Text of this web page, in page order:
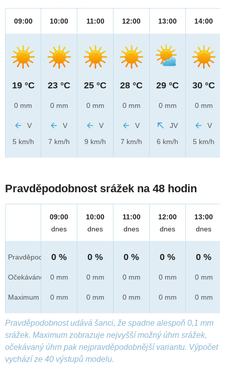
09:00
19 °C
0 mm
V
5 km/h
10:00
23 °C
0 mm
V
7 km/h
11:00
25 °C
0 mm
V
9 km/h
12:00
28 °C
0 mm
V
7 km/h
13:00
29 °C
0 mm
JV
6 km/h
14:00
30 °C
0 mm
V
5 km/h
Pravděpodobnost srážek na 48 hodin
Pravděpod.
Očekáváno
Maximum
09:00
dnes
0 %
0 mm
0 mm
10:00
dnes
0 %
0 mm
0 mm
11:00
dnes
0 %
0 mm
0 mm
12:00
dnes
0 %
0 mm
0 mm
13:00
dnes
0 %
0 mm
0 mm
Pravděpodobnost udává šanci, že spadne alespoň 0,1 mm
srážek. Maximum zobrazuje nejvyšší možný úhrn srážek,
očekávaný úhrn pak nejpravděpodobnější variantu. Výpočet
vychází ze 40 výstupů modelu.